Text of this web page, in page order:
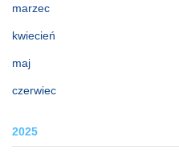
marzec
kwiecień
maj
czerwiec
2025